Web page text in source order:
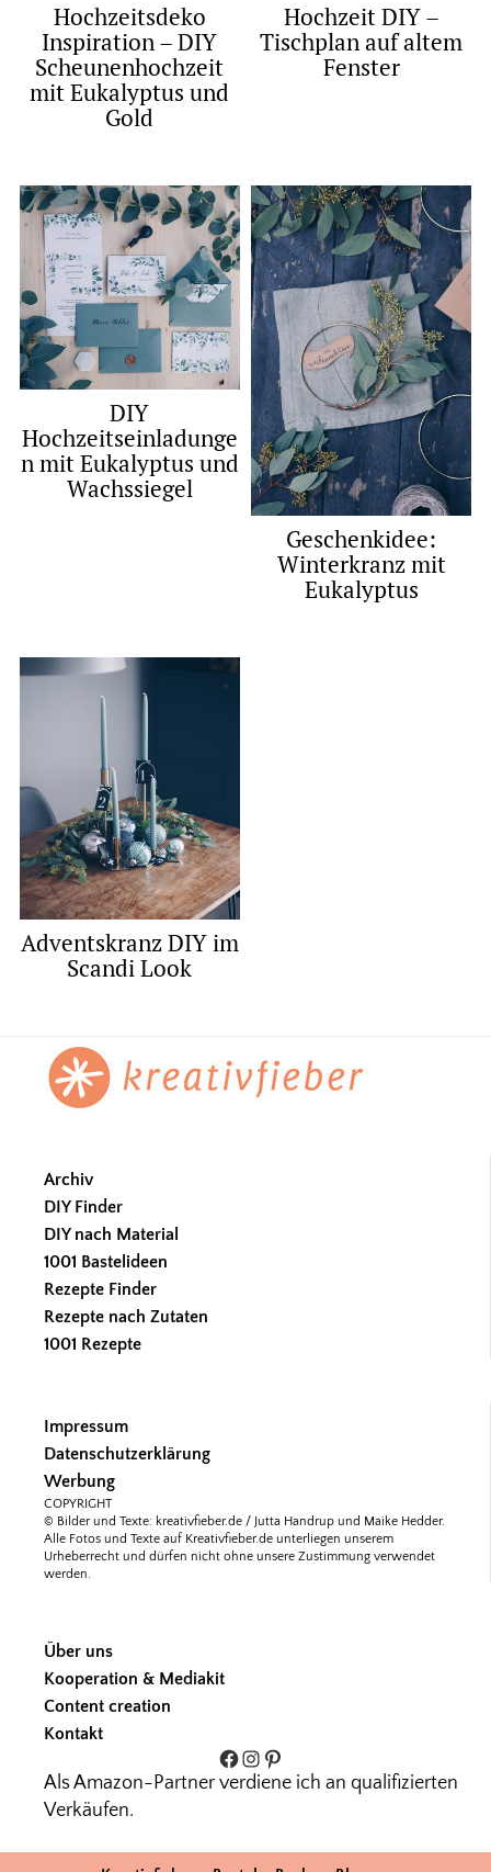
Hochzeitsdeko
Inspiration – DIY
Scheunenhochzeit
mit Eukalyptus und
Gold
Hochzeit DIY –
Tischplan auf altem
Fenster
DIY
Hochzeitseinladunge
n mit Eukalyptus und
Wachssiegel
Geschenkidee:
Winterkranz mit
Eukalyptus
Adventskranz DIY im
Scandi Look
Footer
Archiv
DIY Finder
DIY nach Material
1001 Bastelideen
Rezepte Finder
Rezepte nach Zutaten
1001 Rezepte
Impressum
Datenschutzerklärung
Werbung
COPYRIGHT
© Bilder und Texte: kreativfieber.de / Jutta Handrup und Maike Hedder.
Alle Fotos und Texte auf Kreativfieber.de unterliegen unserem
Urheberrecht und dürfen nicht ohne unsere Zustimmung verwendet
werden.
Über uns
Kooperation & Mediakit
Content creation
Kontakt
Facebook
Instagram
Pinterest
Als Amazon-Partner verdiene ich an qualifizierten
Verkäufen.